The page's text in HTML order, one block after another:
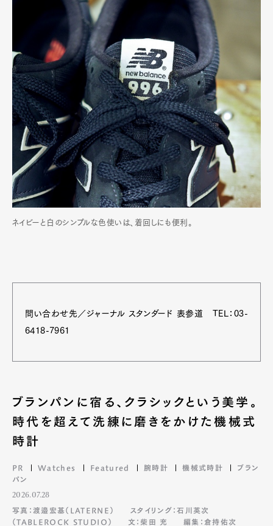
ネイビーと白のシンプルな色使いは、着回しにも便利。
問い合わせ先／ジャーナル スタンダード 表参道 TEL：03-
6418-7961
ブランパンに宿る、クラシックという美学。
時代を超えて洗練に磨きをかけた機械式
時計
PR Watches Featured 腕時計 機械式時計
ブラン
パン
2026.07.28
写真：渡邉宏基（LATERNE）
スタイリング：石川英次
（TABLEROCK STUDIO）
文：柴田 充 編集：倉持佑次